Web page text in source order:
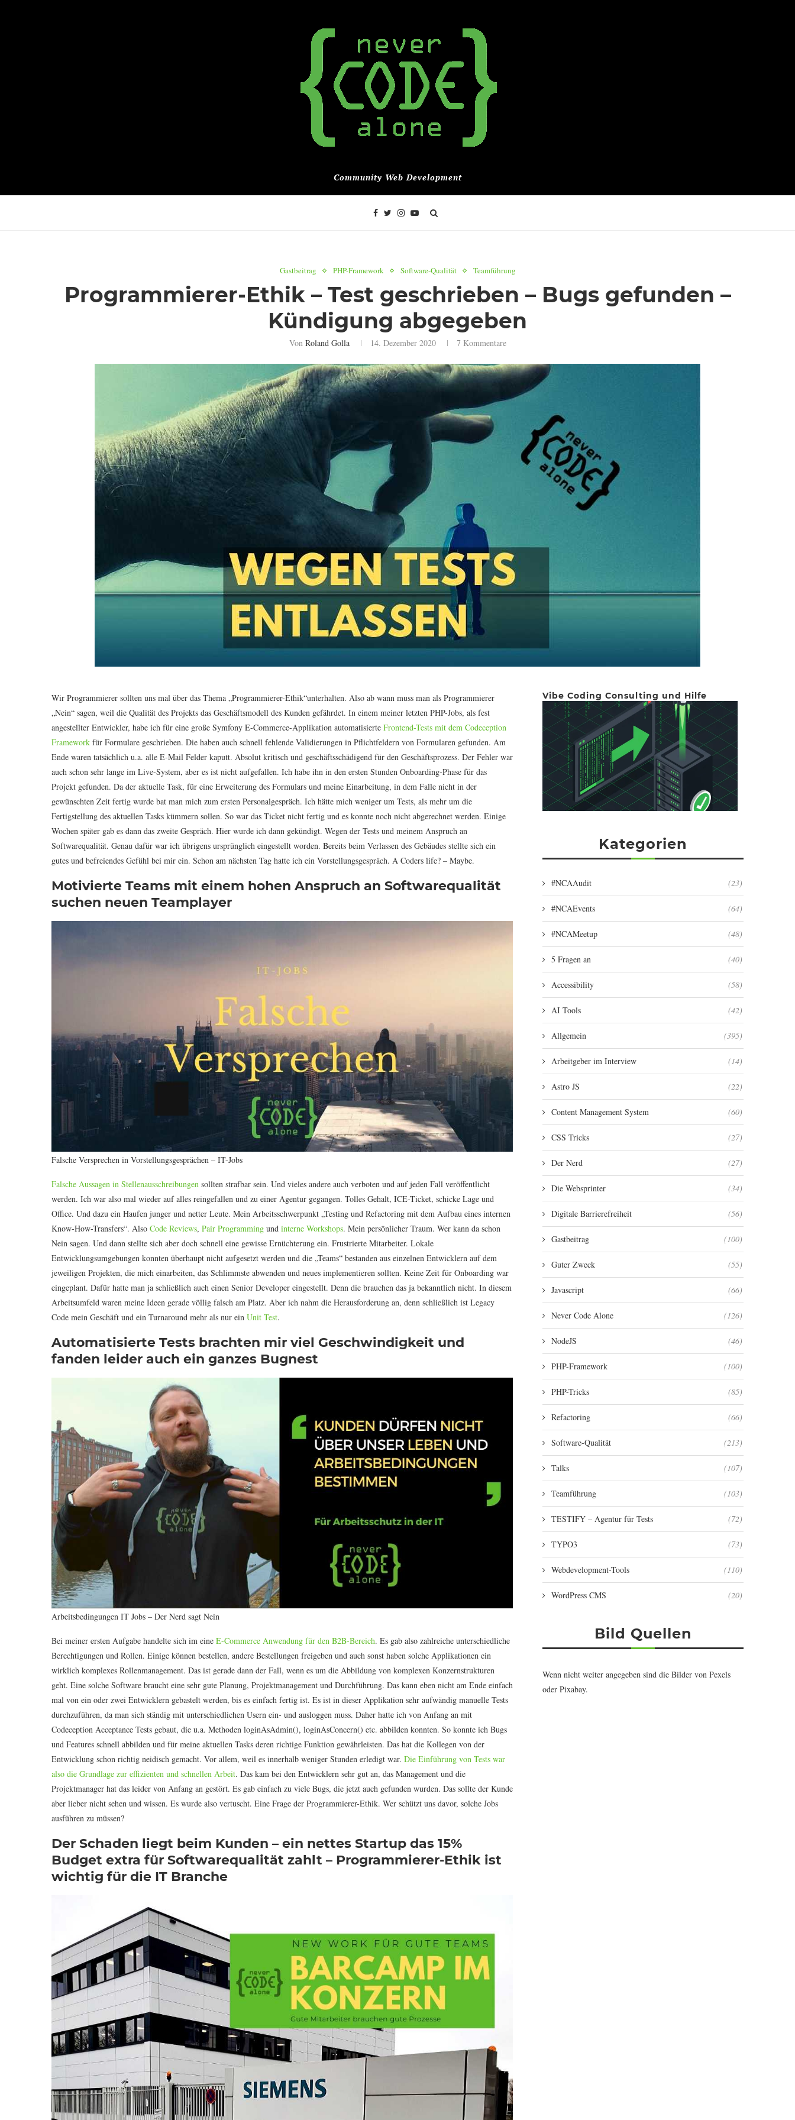
Community Web Development
Gastbeitrag PHP-Framework Software-Qualität Teamführung
Programmierer-Ethik – Test geschrieben – Bugs gefunden –
Kündigung abgegeben
Von Roland Golla 14. Dezember 2020 7 Kommentare
Wir Programmierer sollten uns mal über das Thema „Programmierer-Ethik“unterhalten. Also ab wann muss man als Programmierer
„Nein“ sagen, weil die Qualität des Projekts das Geschäftsmodell des Kunden gefährdet. In einem meiner letzten PHP-Jobs, als fest
angestellter Entwickler, habe ich für eine große Symfony E-Commerce-Applikation automatisierte Frontend-Tests mit dem Codeception
Framework für Formulare geschrieben. Die haben auch schnell fehlende Validierungen in Pflichtfeldern von Formularen gefunden. Am
Ende waren tatsächlich u.a. alle E-Mail Felder kaputt. Absolut kritisch und geschäftsschädigend für den Geschäftsprozess. Der Fehler war
auch schon sehr lange im Live-System, aber es ist nicht aufgefallen. Ich habe ihn in den ersten Stunden Onboarding-Phase für das
Projekt gefunden. Da der aktuelle Task, für eine Erweiterung des Formulars und meine Einarbeitung, in dem Falle nicht in der
gewünschten Zeit fertig wurde bat man mich zum ersten Personalgespräch. Ich hätte mich weniger um Tests, als mehr um die
Fertigstellung des aktuellen Tasks kümmern sollen. So war das Ticket nicht fertig und es konnte noch nicht abgerechnet werden. Einige
Wochen später gab es dann das zweite Gespräch. Hier wurde ich dann gekündigt. Wegen der Tests und meinem Anspruch an
Softwarequalität. Genau dafür war ich übrigens ursprünglich eingestellt worden. Bereits beim Verlassen des Gebäudes stellte sich ein
gutes und befreiendes Gefühl bei mir ein. Schon am nächsten Tag hatte ich ein Vorstellungsgespräch. A Coders life? – Maybe.
Motivierte Teams mit einem hohen Anspruch an Softwarequalität
suchen neuen Teamplayer
Falsche Versprechen in Vorstellungsgesprächen – IT-Jobs
Falsche Aussagen in Stellenausschreibungen sollten strafbar sein. Und vieles andere auch verboten und auf jeden Fall veröffentlicht
werden. Ich war also mal wieder auf alles reingefallen und zu einer Agentur gegangen. Tolles Gehalt, ICE-Ticket, schicke Lage und
Office. Und dazu ein Haufen junger und netter Leute. Mein Arbeitsschwerpunkt „Testing und Refactoring mit dem Aufbau eines internen
Know-How-Transfers“. Also Code Reviews, Pair Programming und interne Workshops. Mein persönlicher Traum. Wer kann da schon
Nein sagen. Und dann stellte sich aber doch schnell eine gewisse Ernüchterung ein. Frustrierte Mitarbeiter. Lokale
Entwicklungsumgebungen konnten überhaupt nicht aufgesetzt werden und die „Teams“ bestanden aus einzelnen Entwicklern auf dem
jeweiligen Projekten, die mich einarbeiten, das Schlimmste abwenden und neues implementieren sollten. Keine Zeit für Onboarding war
eingeplant. Dafür hatte man ja schließlich auch einen Senior Developer eingestellt. Denn die brauchen das ja bekanntlich nicht. In diesem
Arbeitsumfeld waren meine Ideen gerade völlig falsch am Platz. Aber ich nahm die Herausforderung an, denn schließlich ist Legacy
Code mein Geschäft und ein Turnaround mehr als nur ein Unit Test.
Automatisierte Tests brachten mir viel Geschwindigkeit und
fanden leider auch ein ganzes Bugnest
Arbeitsbedingungen IT Jobs – Der Nerd sagt Nein
Bei meiner ersten Aufgabe handelte sich im eine E-Commerce Anwendung für den B2B-Bereich. Es gab also zahlreiche unterschiedliche
Berechtigungen und Rollen. Einige können bestellen, andere Bestellungen freigeben und auch sonst haben solche Applikationen ein
wirklich komplexes Rollenmanagement. Das ist gerade dann der Fall, wenn es um die Abbildung von komplexen Konzernstrukturen
geht. Eine solche Software braucht eine sehr gute Planung, Projektmanagement und Durchführung. Das kann eben nicht am Ende einfach
mal von ein oder zwei Entwicklern gebastelt werden, bis es einfach fertig ist. Es ist in dieser Applikation sehr aufwändig manuelle Tests
durchzuführen, da man sich ständig mit unterschiedlichen Usern ein- und ausloggen muss. Daher hatte ich von Anfang an mit
Codeception Acceptance Tests gebaut, die u.a. Methoden loginAsAdmin(), loginAsConcern() etc. abbilden konnten. So konnte ich Bugs
und Features schnell abbilden und für meine aktuellen Tasks deren richtige Funktion gewährleisten. Das hat die Kollegen von der
Entwicklung schon richtig neidisch gemacht. Vor allem, weil es innerhalb weniger Stunden erledigt war. Die Einführung von Tests war
also die Grundlage zur effizienten und schnellen Arbeit. Das kam bei den Entwicklern sehr gut an, das Management und die
Projektmanager hat das leider von Anfang an gestört. Es gab einfach zu viele Bugs, die jetzt auch gefunden wurden. Das sollte der Kunde
aber lieber nicht sehen und wissen. Es wurde also vertuscht. Eine Frage der Programmierer-Ethik. Wer schützt uns davor, solche Jobs
ausführen zu müssen?
Der Schaden liegt beim Kunden – ein nettes Startup das 15%
Budget extra für Softwarequalität zahlt – Programmierer-Ethik ist
wichtig für die IT Branche
Vibe Coding Consulting und Hilfe
Kategorien
#NCAAudit (23)
#NCAEvents (64)
#NCAMeetup (48)
5 Fragen an (40)
Accessibility (58)
AI Tools (42)
Allgemein (395)
Arbeitgeber im Interview (14)
Astro JS (22)
Content Management System (60)
CSS Tricks (27)
Der Nerd (27)
Die Websprinter (34)
Digitale Barrierefreiheit (56)
Gastbeitrag (100)
Guter Zweck (55)
Javascript (66)
Never Code Alone (126)
NodeJS (46)
PHP-Framework (100)
PHP-Tricks (85)
Refactoring (66)
Software-Qualität (213)
Talks (107)
Teamführung (103)
TESTIFY – Agentur für Tests (72)
TYPO3 (73)
Webdevelopment-Tools (110)
WordPress CMS (20)
Bild Quellen
Wenn nicht weiter angegeben sind die Bilder von Pexels
oder Pixabay.